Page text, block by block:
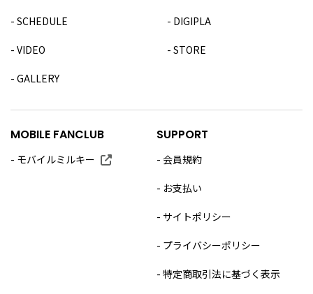
SCHEDULE
VIDEO
GALLERY
DIGIPLA
STORE
MOBILE FANCLUB
モバイルミルキー
SUPPORT
会員規約
お支払い
サイトポリシー
プライバシーポリシー
特定商取引法に基づく表示